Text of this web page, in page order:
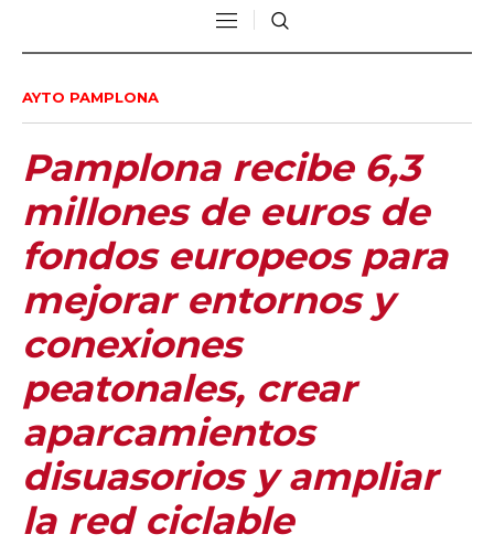
AYTO PAMPLONA
Pamplona recibe 6,3
millones de euros de
fondos europeos para
mejorar entornos y
conexiones
peatonales, crear
aparcamientos
disuasorios y ampliar
la red ciclable